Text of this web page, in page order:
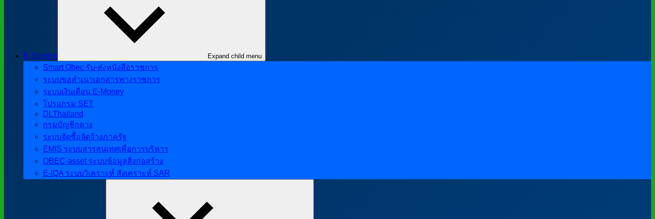
E-Service Expand child menu
Smart Obec รับ-ส่งหนังสือราชการ
ระบบขอสำเนาเอกสารทางราชการ
ระบบเงินเดือน E-Money
โปรแกรม SET
DLThailand
กรมบัญชีกลาง
ระบบจัดซื้อจัดจ้างภาครัฐ
EMIS ระบบสารสนเทศเพื่อการบริหาร
OBEC-asset ระบบข้อมูลสิ่งก่อสร้าง
E-IQA ระบบวิเคราะห์ สังเคราะห์ SAR